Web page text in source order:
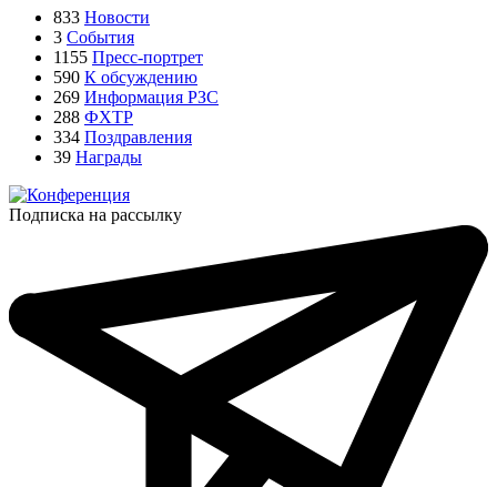
833 Новости
3 События
1155 Пресс-портрет
590 К обсуждению
269 Информация РЗС
288 ФХТР
334 Поздравления
39 Награды
Подписка на рассылку